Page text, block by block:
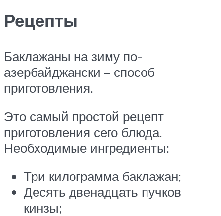
Рецепты
Баклажаны на зиму по-
азербайджански – способ
приготовления.
Это самый простой рецепт
приготовления сего блюда.
Необходимые ингредиенты:
Три килограмма баклажан;
Десять двенадцать пучков
кинзы;